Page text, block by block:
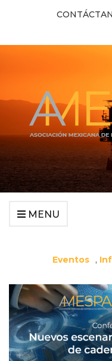
MENU
Eventos ,